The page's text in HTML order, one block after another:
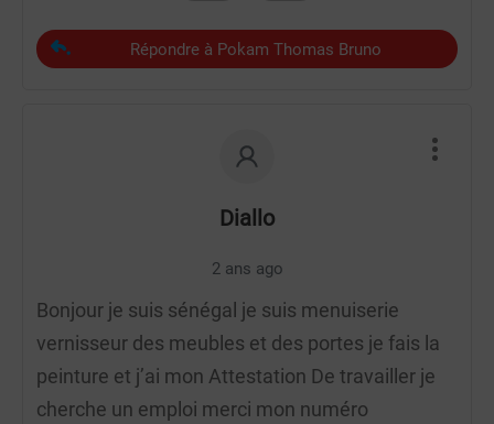
Répondre à Pokam Thomas Bruno
Diallo
2 ans ago
Bonjour je suis sénégal je suis menuiserie
vernisseur des meubles et des portes je fais la
peinture et j’ai mon Attestation De travailler je
cherche un emploi merci mon numéro